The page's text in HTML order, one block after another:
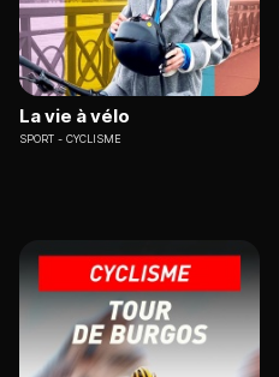
La vie à vélo
SPORT CYCLISME